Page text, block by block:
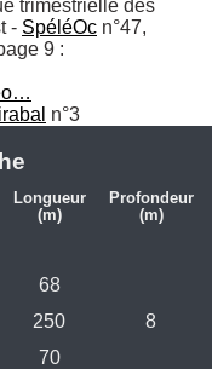
trimestrielle des
- SpéléOc n°47,
n°3
Longueur
(m)
Profondeur
(m)
68
250
8
70